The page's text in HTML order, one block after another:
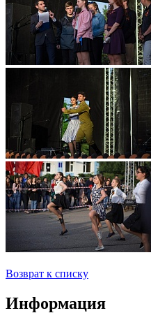
Возврат к списку
Информация